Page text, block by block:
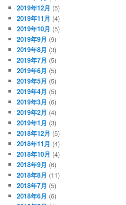
2019年12月 (5)
2019年11月 (4)
2019年10月 (5)
2019年9月 (9)
2019年8月 (3)
2019年7月 (5)
2019年6月 (5)
2019年5月 (5)
2019年4月 (5)
2019年3月 (6)
2019年2月 (4)
2019年1月 (3)
2018年12月 (5)
2018年11月 (4)
2018年10月 (4)
2018年9月 (6)
2018年8月 (11)
2018年7月 (5)
2018年6月 (6)